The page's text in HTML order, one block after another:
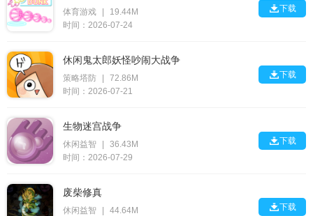
体育游戏
19.44M
时间：2026-07-24
下载
休闲鬼太郎妖怪吵闹大战争
策略塔防
72.86M
时间：2026-07-21
下载
生物迷宫战争
休闲益智
36.43M
时间：2026-07-29
下载
废柴修真
休闲益智
44.64M
下载